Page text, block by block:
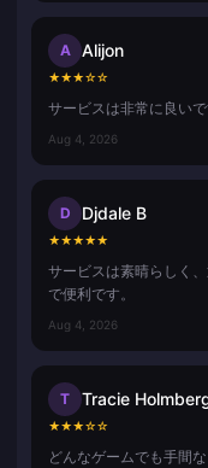
A Alijon
★★★☆☆
サービスは非常に良いで
Aug 4, 2026
D Djdale B
★★★★★
サービスは素晴らしく
で便利です。
Aug 4, 2026
T Tracie
★★★☆☆
どんなゲームでも手間